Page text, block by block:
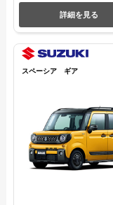
詳細を見る
スペーシア ギア